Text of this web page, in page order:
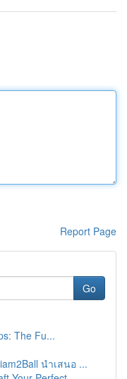
Report Page
Go
The Fu...
นำเสนอ ...